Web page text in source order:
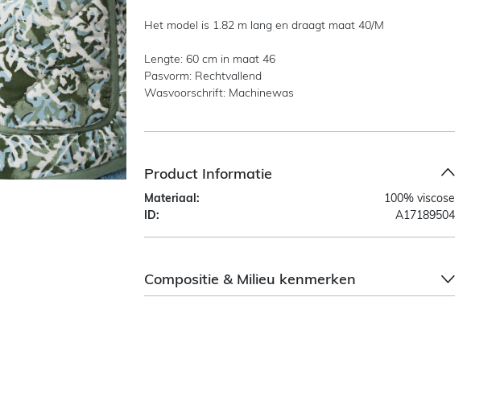
Het model is 1.82 m lang en draagt maat 40/M
Lengte: 60 cm in maat 46
Pasvorm: Rechtvallend
Wasvoorschrift: Machinewas
Product Informatie
Materiaal:
100% viscose
ID:
A17189504
Compositie & Milieu kenmerken